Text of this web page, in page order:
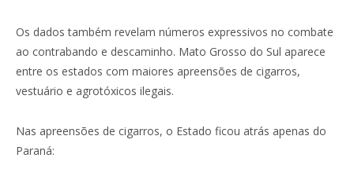
Os dados também revelam números expressivos no combate
ao contrabando e descaminho. Mato Grosso do Sul aparece
entre os estados com maiores apreensões de cigarros,
vestuário e agrotóxicos ilegais.
Nas apreensões de cigarros, o Estado ficou atrás apenas do
Paraná: